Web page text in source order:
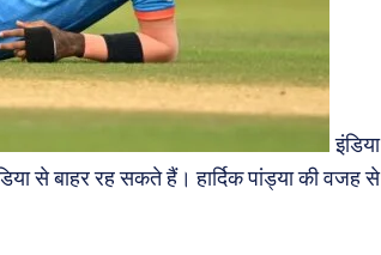
इंडिया
से बाहर रह सकते हैं। हार्दिक पांड्या की वजह से